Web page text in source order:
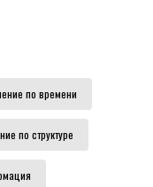
по времени
по структуре